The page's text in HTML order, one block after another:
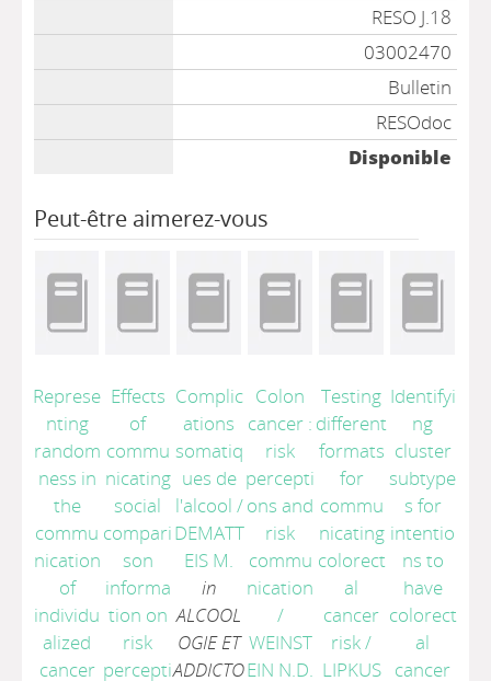
RESO J.18
03002470
Bulletin
RESOdoc
Disponible
Peut-être aimerez-vous
Represe
nting
random
ness in
the
commu
nication
of
individu
alized
cancer
Effects
of
commu
nicating
social
compari
son
informa
tion on
risk
percepti
Complic
ations
somatiq
ues de
l'alcool /
DEMATT
EIS M.
in
ALCOOL
OGIE ET
ADDICTO
Colon
cancer :
risk
percepti
ons and
risk
commu
nication
/
WEINST
EIN N.D.
Testing
different
formats
for
commu
nicating
colorect
al
cancer
risk/
LIPKUS
Identifyi
ng
cluster
subtype
s for
intentio
ns to
have
colorect
al
cancer